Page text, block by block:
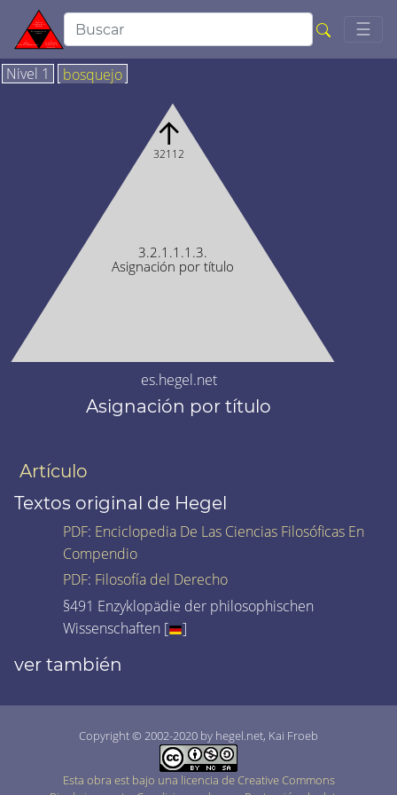
☰
Nivel 1 bosquejo
3.2.1.1.1.3.
Asignación por título
↑
32112
es.hegel.net
Asignación por título
Artículo
Textos original de Hegel
PDF: Enciclopedia De Las Ciencias Filosóficas En
Compendio
PDF: Filosofía del Derecho
§491 Enzyklopädie der philosophischen
Wissenschaften [
]
ver también
Copyright © 2002-2020 by hegel.net, Kai Froeb
Esta obra est bajo una licencia de Creative Commons